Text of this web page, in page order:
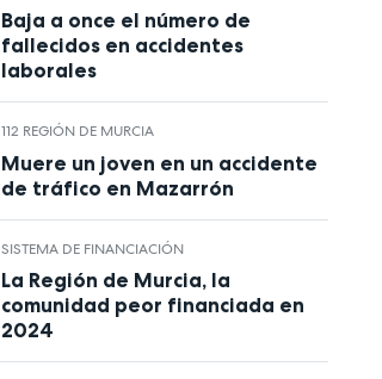
Baja a once el número de
fallecidos en accidentes
laborales
112 REGIÓN DE MURCIA
Muere un joven en un accidente
de tráfico en Mazarrón
SISTEMA DE FINANCIACIÓN
La Región de Murcia, la
comunidad peor financiada en
2024